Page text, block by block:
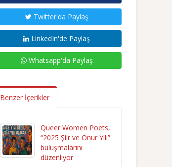
Twitter'da Paylaş
LinkedIn'de Paylaş
Whatsapp'da Paylaş
Benzer İçerikler
Queer Women Poets,
“2025 Şiir ve Onur Yılı”
buluşmalarını
düzenliyor